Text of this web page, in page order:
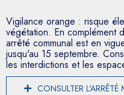
Vigilance orange : risque
végétation. En complément
arrêté communal est en
jusqu'au 15 septembre.
les interdictions et les
CONSULTER L'ARRÊTÉ